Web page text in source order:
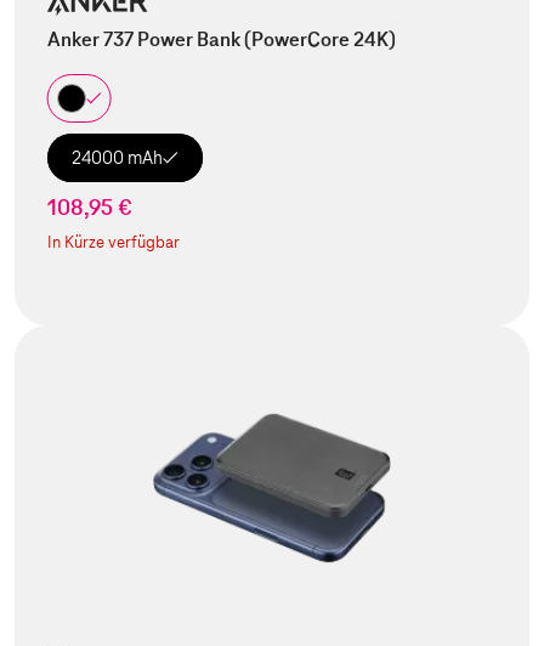
Anker 737 Power Bank (PowerCore 24K)
24000 mAh
108,95 €
In Kürze verfügbar